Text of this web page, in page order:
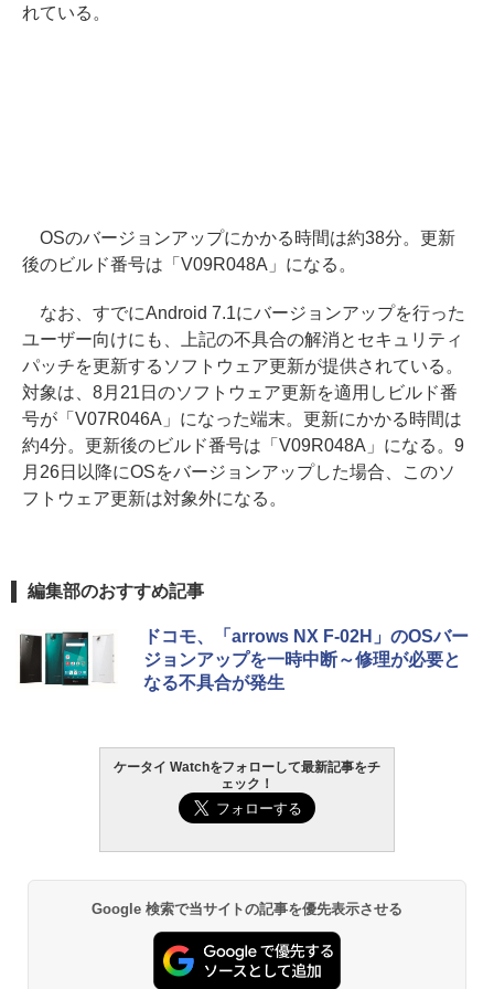
れている。
OSのバージョンアップにかかる時間は約38分。更新
後のビルド番号は「V09R048A」になる。
なお、すでにAndroid 7.1にバージョンアップを行った
ユーザー向けにも、上記の不具合の解消とセキュリティ
パッチを更新するソフトウェア更新が提供されている。
対象は、8月21日のソフトウェア更新を適用しビルド番
号が「V07R046A」になった端末。更新にかかる時間は
約4分。更新後のビルド番号は「V09R048A」になる。9
月26日以降にOSをバージョンアップした場合、このソ
フトウェア更新は対象外になる。
編集部のおすすめ記事
ドコモ、「arrows NX F-02H」のOSバー
ジョンアップを一時中断～修理が必要と
なる不具合が発生
ケータイ Watchをフォローして最新記事をチ
ェック！
Google 検索で当サイトの記事を優先表示させる